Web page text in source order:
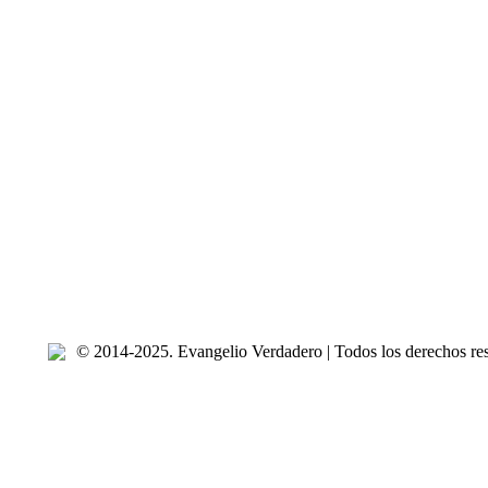
© 2014-2025. Evangelio Verdadero | Todos los derechos